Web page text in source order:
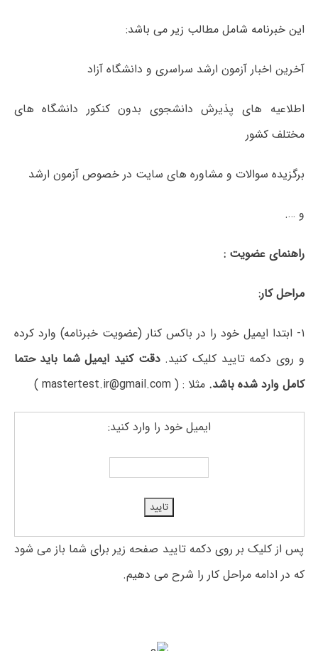
این خبرنامه شامل مطالب زیر می باشد:
آخرین اخبار آزمون ارشد سراسری و دانشگاه آزاد
اطلاعیه های پذیرش دانشجوی بدون کنکور دانشگاه های
مختلف کشور
برگزیده سوالات و مشاوره های سایت در خصوص آزمون ارشد
و ….
راهنمای عضویت :
مراحل کار:
۱- ابتدا ایمیل خود را در باکس کنار (عضویت خبرنامه) وارد کرده
و روی دکمه تایید کلیک کنید.دقت کنید ایمیل شما باید حتما
کامل وارد شده باشد. مثلا : ( mastertest.ir@gmail.com )
ایمیل خود را وارد کنید:
پس از کلیک بر روی دکمه تایید صفحه زیر برای شما باز می شود
که در ادامه مراحل کار را شرح می دهیم.